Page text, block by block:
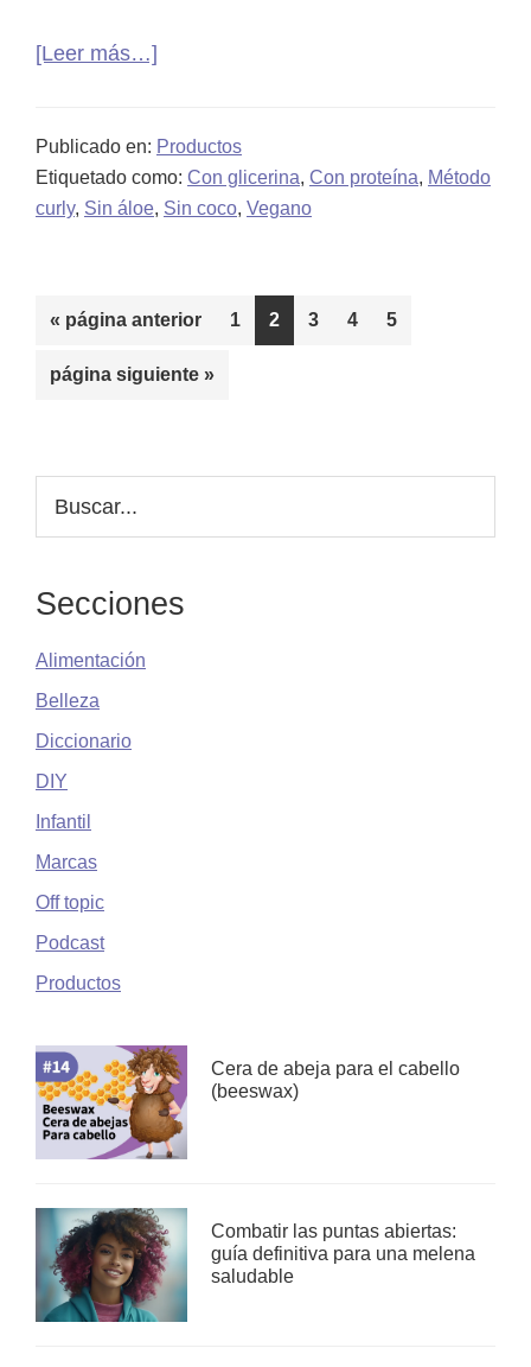
[Leer más…]
Lola
Cosmetics
Dream
sobre
este
Publicado en: Productos
Etiquetado como: Con glicerina, Con proteína, Método
curly, Sin áloe, Sin coco, Vegano
« Ir
la
página anterior Página
1 Página
2 Página
3 Página
4 Página
5
Ir
página siguiente »
Barra
lateral
Secciones
Alimentación
Belleza
Diccionario
DIY
Infantil
Marcas
Off topic
Podcast
Productos
Cera de abeja para el cabello
(beeswax)
Combatir las puntas abiertas:
guía definitiva para una melena
saludable